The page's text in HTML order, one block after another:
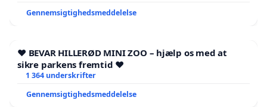
Gennemsigtighedsmeddelelse
❤️ BEVAR HILLERØD MINI ZOO – hjælp os med at
sikre parkens fremtid ❤️
1 364 underskrifter
Gennemsigtighedsmeddelelse